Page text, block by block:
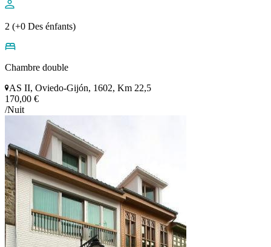
2 (+0 Des énfants)
Chambre double
AS II, Oviedo-Gijón, 1602, Km 22,5
170,00 €
/Nuit